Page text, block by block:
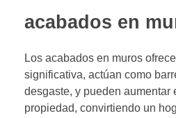
acabados en
Los acabados en muros
significativa, actúan como
desgaste, y pueden aumentar
propiedad, convirtiendo un